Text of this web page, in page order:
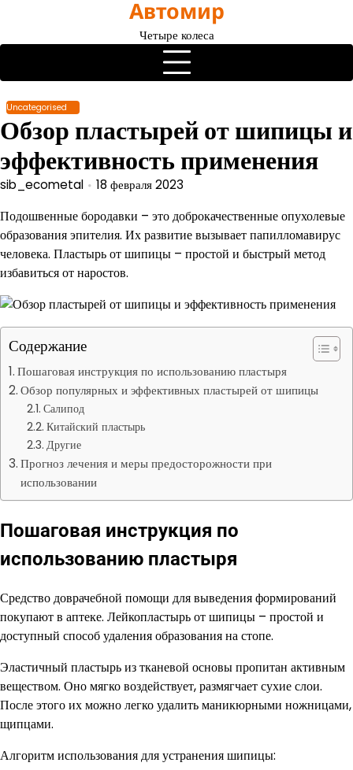
содержимому
Автомир
Четыре колеса
Uncategorised
Обзор пластырей от шипицы и
эффективность применения
sib_ecometal 18 февраля 2023
Подошвенные бородавки – это доброкачественные опухолевые
образования эпителия. Их развитие вызывает папилломавирус
человека. Пластырь от шипицы – простой и быстрый метод
избавиться от наростов.
Содержание
Пошаговая инструкция по использованию пластыря
Обзор популярных и эффективных пластырей от шипицы
Салипод
Китайский пластырь
Другие
Прогноз лечения и меры предосторожности при
использовании
Пошаговая инструкция по
использованию пластыря
Средство доврачебной помощи для выведения формирований
покупают в аптеке. Лейкопластырь от шипицы – простой и
доступный способ удаления образования на стопе.
Эластичный пластырь из тканевой основы пропитан активным
веществом. Оно мягко воздействует, размягчает сухие слои.
После этого их можно легко удалить маникюрными ножницами,
щипцами.
Алгоритм использования для устранения шипицы: